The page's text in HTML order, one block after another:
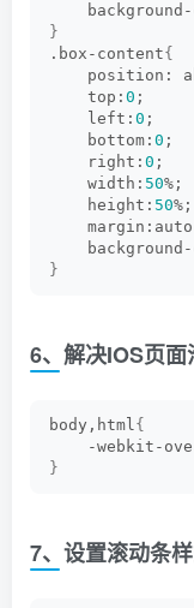
}
.box-content{
position:
    top:
0 ;
    left:
0 ;
    bottom:
0 ;
    right:
0 ;
    width:
50%;
    height:
50%;
}
6、解决IOS页
body,html{
-webkit-
}
7、设置滚动条